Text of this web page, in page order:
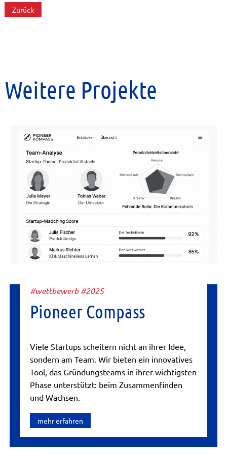
Zurück
Weitere Projekte
#wettbewerb #2025
Pioneer Compass
Viele Startups scheitern nicht an ihrer Idee,
sondern am Team. Wir bieten ein innovatives
Tool, das Gründungsteams in ihrer wichtigsten
Phase unterstützt: beim Zusammenfinden
und Wachsen.
mehr erfahren